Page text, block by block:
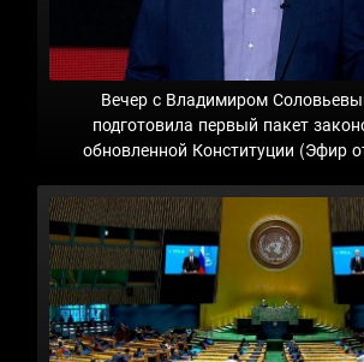
Вечер с Владимиром
подготовила первый пакет
обновленной Конституции (Эфир